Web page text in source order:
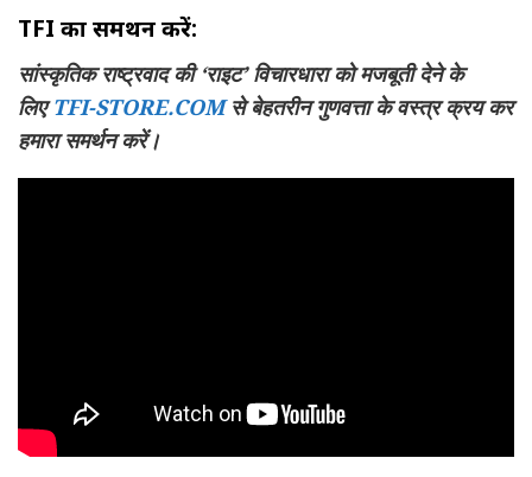
TFI का समर्थन करें:
सांस्कृतिक राष्ट्रवाद की ‘राइट’विचारधारा को मजबूती देने के
लिएTFI-STORE.COM से बेहतरीन गुणवत्ता के वस्त्र क्रय कर
हमारा समर्थन करें।